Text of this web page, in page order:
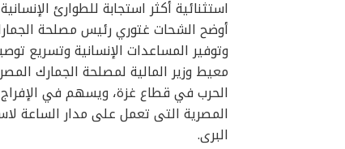
استثنائية أكثر استجابة للطوارئ
أوضح الشحات غتوري رئيس مصلحة
وتوفير المساعدات الإنسانية وتسريع
معيط وزير المالية لمصلحة الجمارك
الحرب في قطاع غزة، ويسهم في
المصرية التى تعمل على مدار الساعة
البرى.